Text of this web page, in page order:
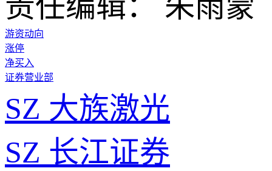
游资动向
涨停
净买入
证券营业部
SZ 大族激光
SZ 长江证券